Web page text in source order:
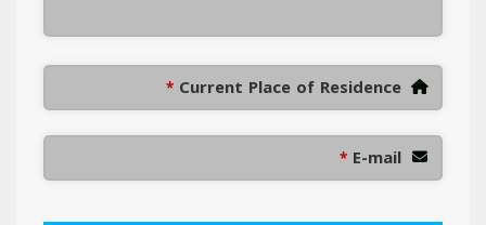
Current Place of Residence
*
E-mail
*